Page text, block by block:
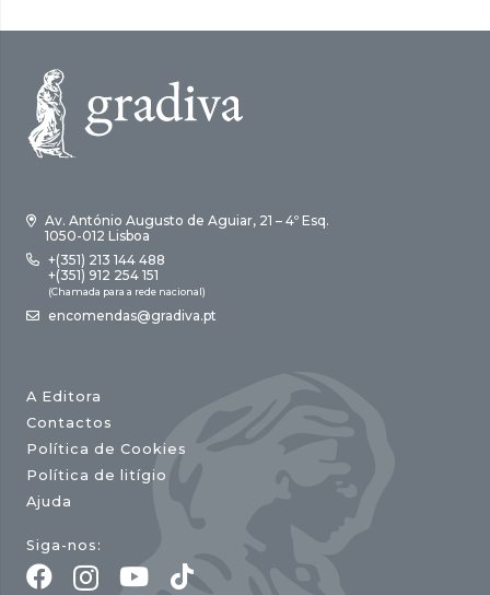
Av. António Augusto de Aguiar, 21 – 4º Esq.
1050-012 Lisboa
+(351) 213 144 488
+(351) 912 254 151
(Chamada para a rede nacional)
encomendas@gradiva.pt
A Editora
Contactos
Política de Cookies
Política de litígio
Ajuda
Siga-nos: